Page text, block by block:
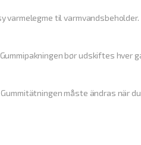
varmelegme til varmvandsbeholder.
Gummipakningen bør udskiftes hver
måste ändras när